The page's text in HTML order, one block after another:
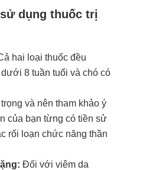
dụng thuốc trị
hai loại thuốc đều
8 tuần tuổi và chó có
và nên tham khảo ý
của bạn từng có tiền sử
rối loạn chức năng thần
Đối với viêm da